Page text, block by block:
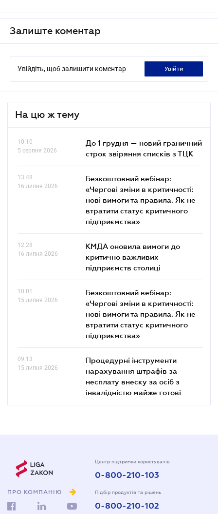
Залиште коментар
Увійдіть, щоб залишити коментар увійти
На цю ж тему
10.10
5 серпня 2026
До 1 грудня — новий граничний
строк звіряння списків з ТЦК
13.48
16 липня 2026
Безкоштовний вебінар:
«Чергові зміни в критичності:
нові вимоги та правила. Як не
втратити статус критичного
підприємства»
12.28
16 липня 2026
КМДА оновила вимоги до
критично важливих
підприємств столиці
10.01
15 липня 2026
Безкоштовний вебінар:
«Чергові зміни в критичності:
нові вимоги та правила. Як не
втратити статус критичного
підприємства»
09.13
15 липня 2026
Процедурні інструменти
нарахування штрафів за
несплату внеску за осіб з
інвалідністю майже готові
ПРО КОМПАНІЮ
Центр підтримки користувачів
0-800-210-103
Підбір продуктів та рішень
0-800-210-102